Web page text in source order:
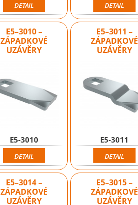
DETAIL DETAIL
E5–3010 –
ZÁPADKOVÉ
UZÁVĚRY
E5-3010
DETAIL
E5–3011 –
ZÁPADKOVÉ
UZÁVĚRY
E5-3011
DETAIL
E5–3014 –
ZÁPADKOVÉ
UZÁVĚRY
E5–3015 –
ZÁPADKOVÉ
UZÁVĚRY